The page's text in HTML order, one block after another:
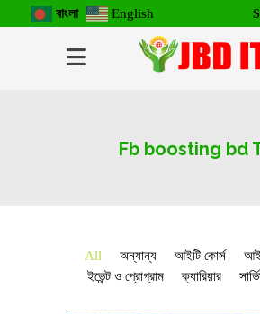
বাংলা English
Fb boosting bd
All অন্যান্য আইটি কোর্স
ইভেন্ট ও প্রোগ্রাম
ক্যারিয়ার